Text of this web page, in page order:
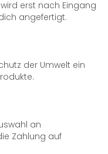
erst nach Eingang
angefertigt.
der Umwelt ein
an
Zahlung auf